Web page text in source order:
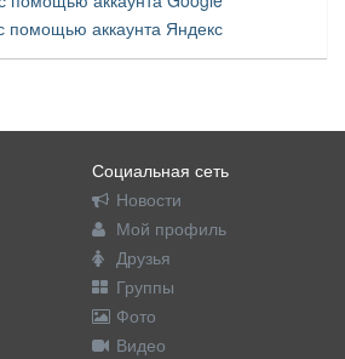
Социальная сеть
Новости
Мой профиль
Друзья
Группы
Фото
Видео